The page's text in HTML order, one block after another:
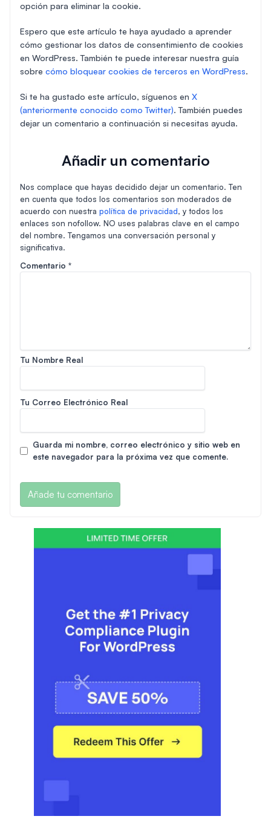
opción para eliminar la cookie.
Espero que este artículo te haya ayudado a aprender
cómo gestionar los datos de consentimiento de cookies
en WordPress. También te puede interesar nuestra guía
sobre cómo bloquear cookies de terceros en WordPress.
Si te ha gustado este artículo, síguenos en X
(anteriormente conocido como Twitter). También puedes
dejar un comentario a continuación si necesitas ayuda.
Añadir un comentario
Nos complace que hayas decidido dejar un comentario. Ten
en cuenta que todos los comentarios son moderados de
acuerdo con nuestra política de privacidad, y todos los
enlaces son nofollow. NO uses palabras clave en el campo
del nombre. Tengamos una conversación personal y
significativa.
Comentario *
Tu Nombre Real
Tu Correo Electrónico Real
Guarda mi nombre, correo electrónico y sitio web en
este navegador para la próxima vez que comente.